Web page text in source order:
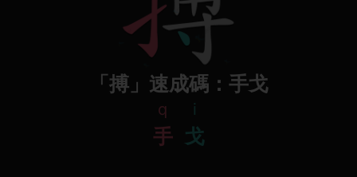
「搏」速成碼：手戈
q
手
i
戈